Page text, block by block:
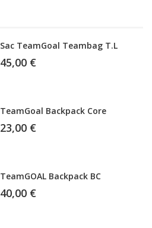
Sac TeamGoal Teambag T.L
45,00 €
TeamGoal Backpack Core
23,00 €
TeamGOAL Backpack BC
40,00 €